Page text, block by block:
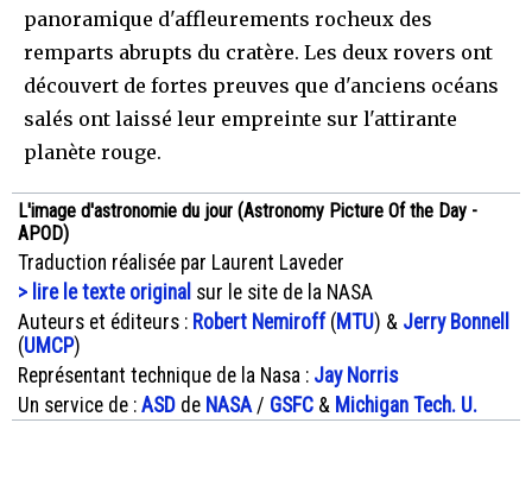
panoramique d'affleurements rocheux des
remparts abrupts du cratère. Les deux rovers ont
découvert de fortes preuves que d'anciens océans
salés ont laissé leur empreinte sur l'attirante
planète rouge.
L'image d'astronomie du jour (Astronomy Picture Of the Day -
APOD)
Traduction réalisée par Laurent Laveder
> lire le texte original sur le site de la NASA
Auteurs et éditeurs : Robert Nemiroff( MTU) & Jerry Bonnell
(UMCP)
Représentant technique de la Nasa : Jay Norris
Un service de : ASD de NASA/ GSFC & Michigan Tech. U.